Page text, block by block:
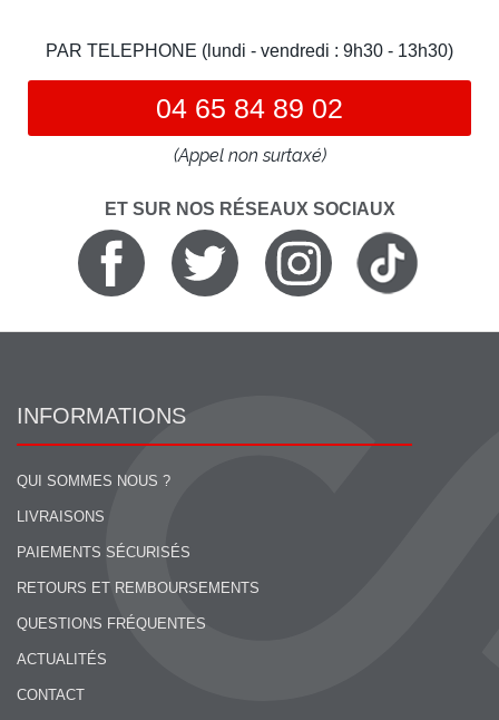
PAR TELEPHONE (lundi - vendredi : 9h30 - 13h30)
04 65 84 89 02
(Appel non surtaxé)
ET SUR NOS RÉSEAUX SOCIAUX
INFORMATIONS
QUI SOMMES NOUS ?
LIVRAISONS
PAIEMENTS SÉCURISÉS
RETOURS ET REMBOURSEMENTS
QUESTIONS FRÉQUENTES
ACTUALITÉS
CONTACT